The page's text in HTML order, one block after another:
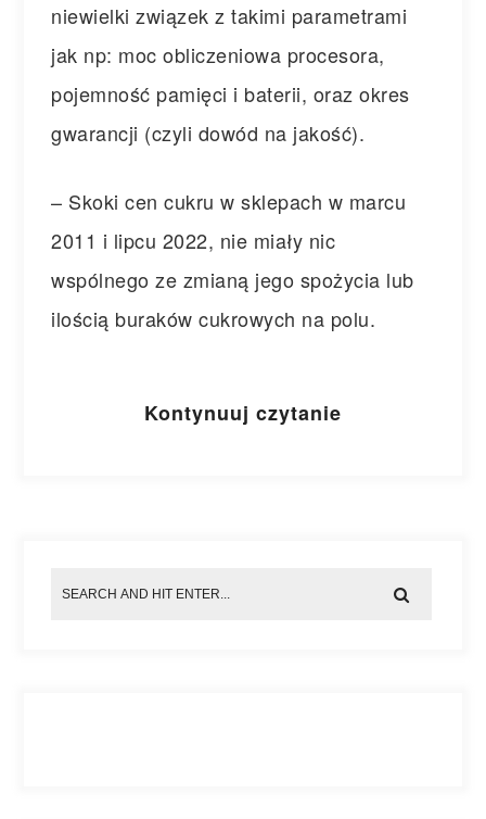
niewielki związek z takimi parametrami
jak np: moc obliczeniowa procesora,
pojemność pamięci i baterii, oraz okres
gwarancji (czyli dowód na jakość).
– Skoki cen cukru w sklepach w marcu
2011 i lipcu 2022, nie miały nic
wspólnego ze zmianą jego spożycia lub
ilością buraków cukrowych na polu.
Kontynuuj czytanie